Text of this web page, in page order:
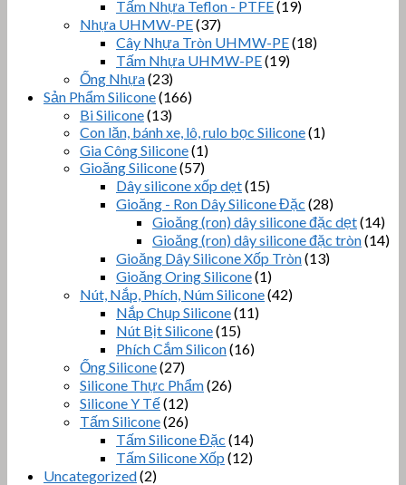
Tấm Nhựa Teflon - PTFE(19)
Nhựa UHMW-PE(37)
Cây Nhựa Tròn UHMW-PE(18)
Tấm Nhựa UHMW-PE(19)
Ống Nhựa(23)
Sản Phẩm Silicone(166)
Bi Silicone(13)
Con lăn, bánh xe, lô, rulo bọc Silicone(1)
Gia Công Silicone(1)
Gioăng Silicone(57)
Dây silicone xốp dẹt(15)
Gioăng - Ron Dây Silicone Đặc (28)
Gioăng (ron) dây silicone đặc dẹt(14)
Gioăng (ron) dây silicone đặc tròn(14)
Gioăng Dây Silicone Xốp Tròn(13)
Gioăng Oring Silicone(1)
Nút, Nắp, Phích, Núm Silicone(42)
Nắp Chụp Silicone(11)
Nút Bịt Silicone(15)
Phích Cắm Silicon(16)
Ống Silicone(27)
Silicone Thực Phẩm(26)
Silicone Y Tế(12)
Tấm Silicone(26)
Tấm Silicone Đặc (14)
Tấm Silicone Xốp (12)
Uncategorized(2)